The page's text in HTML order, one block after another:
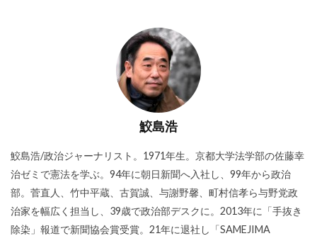
鮫島浩
鮫島浩/政治ジャーナリスト。1971年生。京都大学法学部の佐藤幸
治ゼミで憲法を学ぶ。94年に朝日新聞へ入社し、99年から政治
部。菅直人、竹中平蔵、古賀誠、与謝野馨、町村信孝ら与野党政
治家を幅広く担当し、39歳で政治部デスクに。2013年に「手抜き
除染」報道で新聞協会賞受賞。21年に退社し「SAMEJIMA